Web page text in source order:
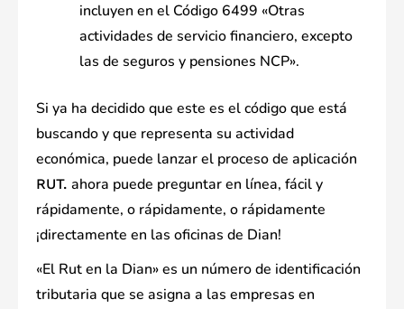
incluyen en el Código 6499 «Otras
actividades de servicio financiero, excepto
las de seguros y pensiones NCP».
Si ya ha decidido que este es el código que está
buscando y que representa su actividad
económica, puede lanzar el proceso de aplicación
RUT. ahora puede preguntar en línea, fácil y
rápidamente, o rápidamente, o rápidamente
¡directamente en las oficinas de Dian!
«El Rut en la Dian» es un número de identificación
tributaria que se asigna a las empresas en